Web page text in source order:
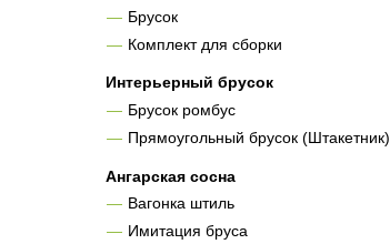
Брусок
Комплект для сборки
Интерьерный брусок
Брусок ромбус
Прямоугольный брусок (Штакетник)
Ангарская сосна
Вагонка штиль
Имитация бруса